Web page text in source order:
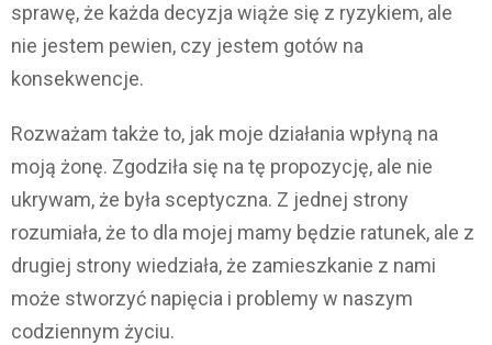
sprawę, że każda decyzja wiąże się z ryzykiem, ale
nie jestem pewien, czy jestem gotów na
konsekwencje.
Rozważam także to, jak moje działania wpłyną na
moją żonę. Zgodziła się na tę propozycję, ale nie
ukrywam, że była sceptyczna. Z jednej strony
rozumiała, że to dla mojej mamy będzie ratunek, ale z
drugiej strony wiedziała, że zamieszkanie z nami
może stworzyć napięcia i problemy w naszym
codziennym życiu.